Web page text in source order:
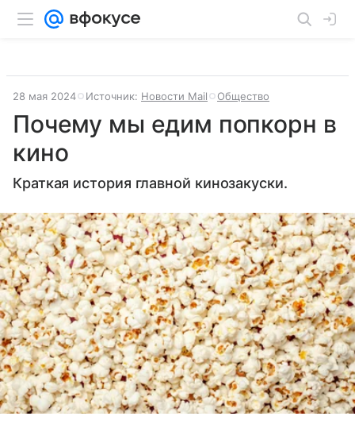
28 мая 2024 Источник: Новости Mail Общество
Почему мы едим попкорн в
кино
Краткая история главной кинозакуски.